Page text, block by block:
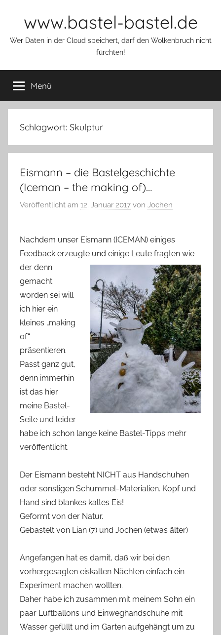
www.bastel-bastel.de
Wer Daten in der Cloud speichert, darf den Wolkenbruch nicht
fürchten!
Menü
Schlagwort: Skulptur
Eismann – die Bastelgeschichte
(Iceman – the making of)…
Veröffentlicht am 12. Januar 2017 von Jochen
Nachdem unser Eismann (ICEMAN) einiges
Feedback erzeugte und einige Leute fragten wie
der denn
gemacht
worden sei will
ich hier ein
kleines „making
of“
präsentieren.
Passt ganz gut,
denn immerhin
ist das hier
meine Bastel-
Seite und leider
habe ich schon lange keine Bastel-Tipps mehr
veröffentlicht.
Der Eismann besteht NICHT aus Handschuhen
oder sonstigen Schummel-Materialien. Kopf und
Hand sind blankes kaltes Eis!
Geformt von der Natur.
Gebastelt von Lian (7) und Jochen (etwas älter)
Angefangen hat es damit, daß wir bei den
vorhergesagten eiskalten Nächten einfach ein
Experiment machen wollten.
Daher habe ich zusammen mit meinem Sohn ein
paar Luftballons und Einweghandschuhe mit
Wasser gefüllt und im Garten aufgehängt um zu